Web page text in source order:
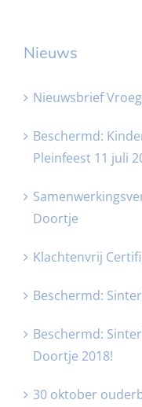
Nieuws
Nieuwsbrief
Beschermd:
Pleinfeest 11 juli
Doortje
Klachtenvrij
Beschermd:
Beschermd:
Doortje 2018!
30 oktober